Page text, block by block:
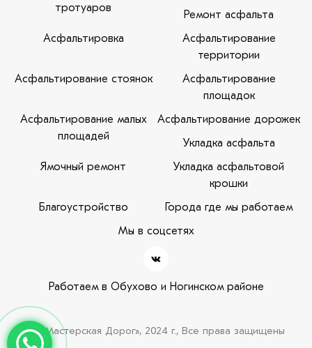
тротуаров
Ремонт асфальта
Асфальтировка
Асфальтирование
территории
Асфальтирование стоянок
Асфальтирование
площадок
Асфальтирование малых
площадей
Асфальтирование дорожек
Укладка асфальта
Ямочный ремонт
Укладка асфальтовой
крошки
Благоустройство
Города где мы работаем
Мы в соцсетях
Работаем в Обухово и Ногинском районе
© «Мастерская Дорог», 2024 г., Все права защищены